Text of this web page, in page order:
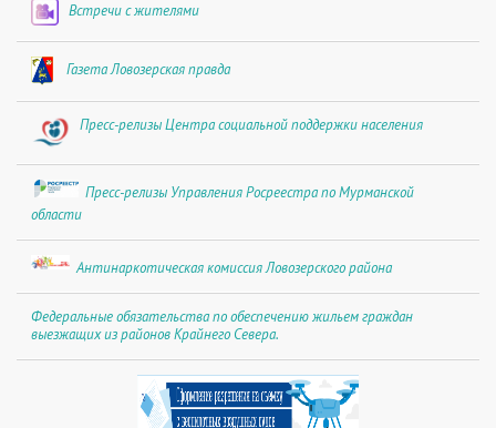
Встречи с жителями
Газета Ловозерская правда
Пресс-релизы Центра социальной поддержки населения
Пресс-релизы Управления Росреестра по Мурманской
области
Антинаркотическая комиссия Ловозерского района
Федеральные обязательства по обеспечению жильем граждан
выезжащих из районов Крайнего Севера.